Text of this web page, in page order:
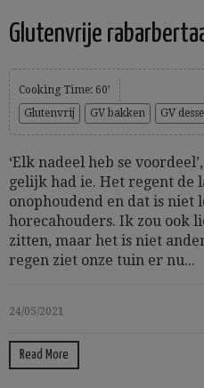
Glutenvrije
Cooking Time: 60’
Glutenvrij
GV bakken GV
‘Elk nadeel heb se
gelijk had ie. Het regent de
onophoudend en dat is niet
horecahouders. Ik zou ook
zitten, maar het is niet
regen ziet onze tuin er nu...
24/05/2021
Read More